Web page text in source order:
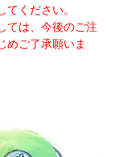
ください。
ては、今後のご注
めご了承願いま